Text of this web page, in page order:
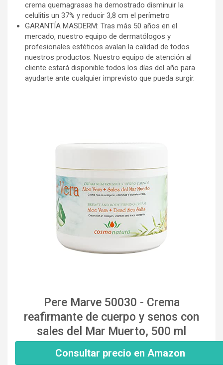
crema quemagrasas ha demostrado disminuir la
celulitis un 37% y reducir 3,8 cm el perímetro
GARANTÍA MASDERM: Tras más 50 años en el
mercado, nuestro equipo de dermatólogos y
profesionales estéticos avalan la calidad de todos
nuestros productos. Nuestro equipo de atención al
cliente estará disponible todos los días del año para
ayudarte ante cualquier imprevisto que pueda surgir.
Pere Marve 50030 - Crema
reafirmante de cuerpo y senos con
sales del Mar Muerto, 500 ml
Consultar precio en Amazon